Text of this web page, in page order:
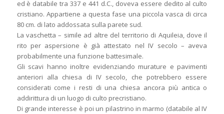
ed è databile tra 337 e 441 d.C., doveva essere dedito al culto
cristiano. Appartiene a questa fase una piccola vasca di circa
80 cm. di lato addossata sulla parete sud.
La vaschetta – simile ad altre del territorio di Aquileia, dove il
rito per aspersione è già attestato nel IV secolo – aveva
probabilmente una funzione battesimale.
Gli scavi hanno inoltre evidenziando murature e pavimenti
anteriori alla chiesa di IV secolo, che potrebbero essere
considerati come i resti di una chiesa ancora più antica o
addirittura di un luogo di culto precristiano.
Di grande interesse è poi un pilastrino in marmo (databile al IV